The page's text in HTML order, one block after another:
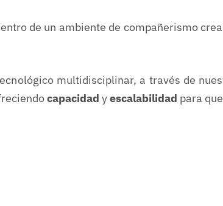
de un ambiente de compañerismo
multidisciplinar, a través de
capacidad yescalabilidad para